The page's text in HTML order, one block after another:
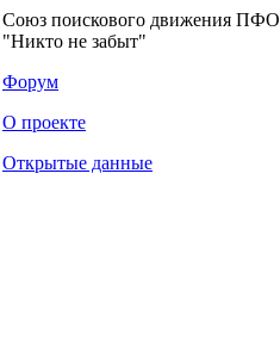
Союз поискового движения ПФО
"Никто не забыт"
Форум
О проекте
Открытые данные